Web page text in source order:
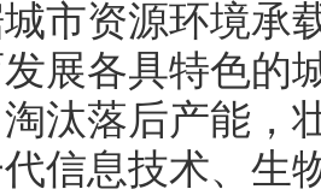
资源环境承载
展各具特色的
汰落后产能，
信息技术、生